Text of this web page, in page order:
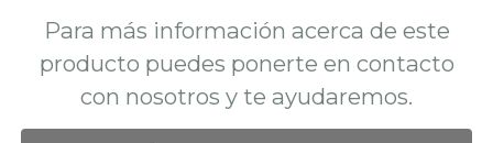
Para más información acerca de este
producto puedes ponerte en contacto
con nosotros y te ayudaremos.